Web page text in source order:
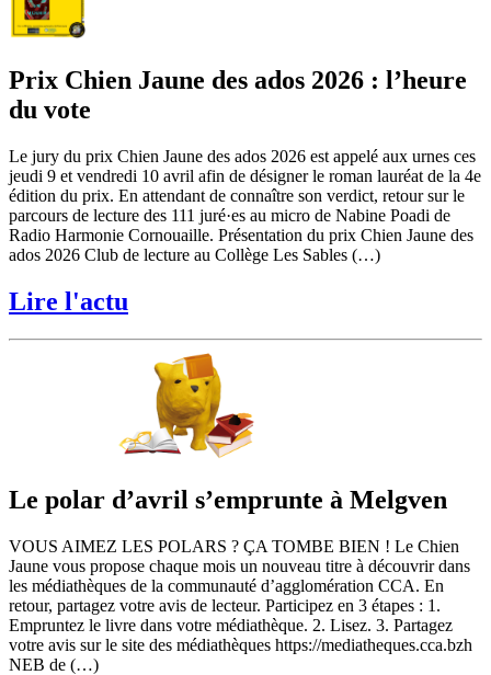
Prix Chien Jaune des ados 2026 : l’heure
du vote
Le jury du prix Chien Jaune des ados 2026 est appelé aux urnes ces
jeudi 9 et vendredi 10 avril afin de désigner le roman lauréat de la 4e
édition du prix. En attendant de connaître son verdict, retour sur le
parcours de lecture des 111 juré·es au micro de Nabine Poadi de
Radio Harmonie Cornouaille. Présentation du prix Chien Jaune des
ados 2026 Club de lecture au Collège Les Sables (…)
Lire l'actu
Le polar d’avril s’emprunte à Melgven
VOUS AIMEZ LES POLARS ? ÇA TOMBE BIEN ! Le Chien
Jaune vous propose chaque mois un nouveau titre à découvrir dans
les médiathèques de la communauté d’agglomération CCA. En
retour, partagez votre avis de lecteur. Participez en 3 étapes : 1.
Empruntez le livre dans votre médiathèque. 2. Lisez. 3. Partagez
votre avis sur le site des médiathèques https://mediatheques.cca.bzh
NEB de (…)